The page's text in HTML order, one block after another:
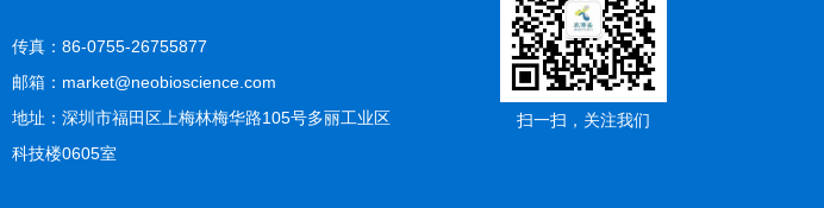
传真：86-0755-26755877
邮箱：market@neobioscience.com
地址：深圳市福田区上梅林梅华路105号多丽工业区
科技楼0605室
扫一扫，关注我们